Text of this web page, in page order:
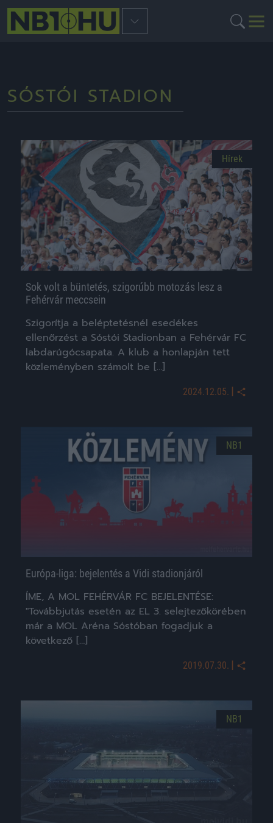
SÓSTÓI STADION
Hírek
Sok volt a büntetés, szigorúbb motozás lesz a
Fehérvár meccsein
Szigorítja a beléptetésnél esedékes
ellenőrzést a Sóstói Stadionban a Fehérvár FC
labdarúgócsapata. A klub a honlapján tett
közleményben számolt be […]
2024.12.05. |
NB1
Európa-liga: bejelentés a Vidi stadionjáról
ÍME, A MOL FEHÉRVÁR FC BEJELENTÉSE:
"Továbbjutás esetén az EL 3. selejtezőkörében
már a MOL Aréna Sóstóban fogadjuk a
következő […]
2019.07.30. |
NB1